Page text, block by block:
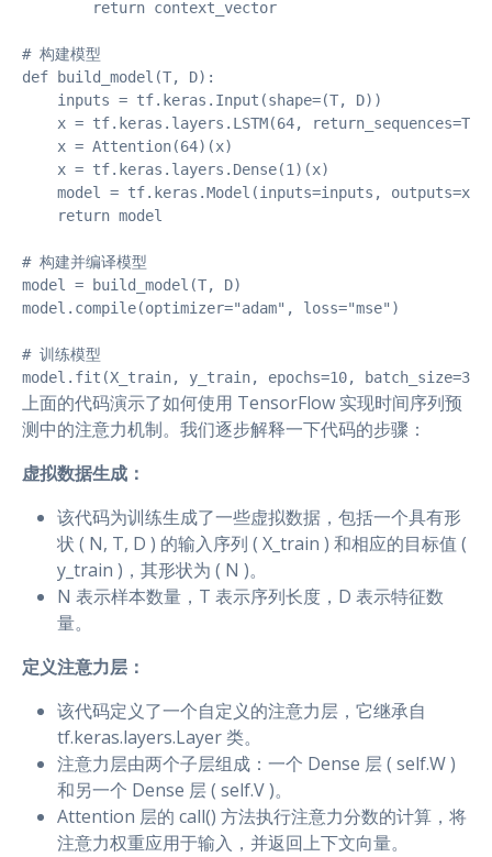
        return context_vector
# 构建模型
def build_model(T, D):
    inputs = tf.keras.Input(shape=(T, D))
x = tf.keras.layers.LSTM(64,
    x = Attention(64)(x)
    x = tf.keras.layers.Dense(1)(x)
    model = tf.keras.Model(inputs=inputs, outputs=x)
    return model
# 构建并编译模型
model = build_model(T, D)
model.compile(optimizer="adam", loss="mse")
# 训练模型
model.fit(X_train, y_train, epochs=10, batch_size=32)
上面的代码演示了如何使用 TensorFlow 实现时间序列预
测中的注意力机制。我们逐步解释一下代码的步骤：
虚拟数据生成：
该代码为训练生成了一些虚拟数据，包括一个具有形
状 ( N, T, D ) 的输入序列 ( X_train ) 和相应的目标值 (
y_train )，其形状为 ( N )。
N 表示样本数量，T 表示序列长度，D 表示特征数
量。
定义注意力层：
该代码定义了一个自定义的注意力层，它继承自
tf.keras.layers.Layer 类。
注意力层由两个子层组成：一个 Dense 层 ( self.W )
和另一个 Dense 层 ( self.V )。
Attention 层的 call() 方法执行注意力分数的计算，将
注意力权重应用于输入，并返回上下文向量。